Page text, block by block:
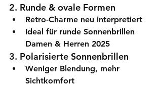
2. Runde & ovale Formen
Retro-Charme neu interpretiert
Ideal für runde Sonnenbrillen
Damen & Herren 2025
3. Polarisierte Sonnenbrillen
Weniger Blendung, mehr
Sichtkomfort